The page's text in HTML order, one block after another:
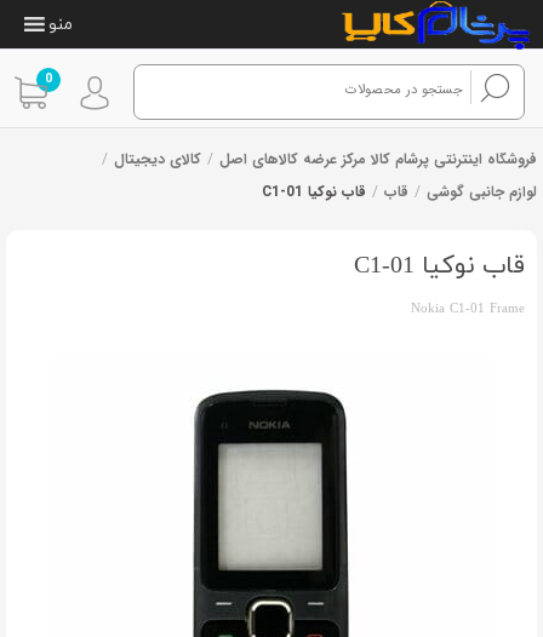
0
منو
فروشگاه اینترنتی پرشام کالا مرکز عرضه کالاهای اصل / کالای دیجیتال /
لوازم جانبی گوشی / قاب / قاب نوکیا C1-01
قاب نوکیا C1-01
Nokia C1-01 Frame